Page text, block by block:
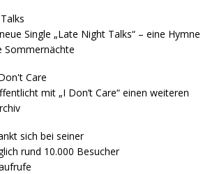
Single „Late Night Talks“ – eine Hymne
Sommernächte
mit „I Don’t Care“ einen weiteren